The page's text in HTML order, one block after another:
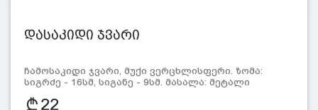
დასაკიდი ჯვარი
ჩამოსაკიდი ჯვარი, მუქი ვერცხლისფერი. ზომა:
სიგრძე - 16სმ, სიგანე - 9სმ. მასალა: მეტალი
22